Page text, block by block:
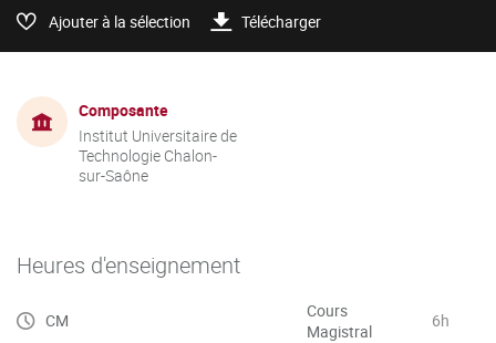
Ajouter à la sélection Télécharger
Composante
Institut Universitaire de
Technologie Chalon-
sur-Saône
Heures d'enseignement
CM
Cours
Magistral
6h